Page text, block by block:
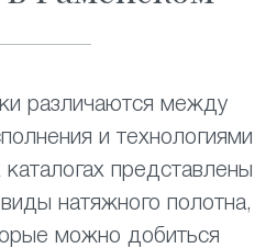
различаются между
и технологиями
представлены
натяжного полотна,
можно добиться